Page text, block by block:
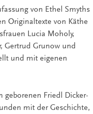
von Ethel Smyths
Originaltexte von Käthe
Lucia Moholy,
Gertrud Grunow und
und mit eigenen
geborenen Friedl Dicker-
mit der Geschichte,